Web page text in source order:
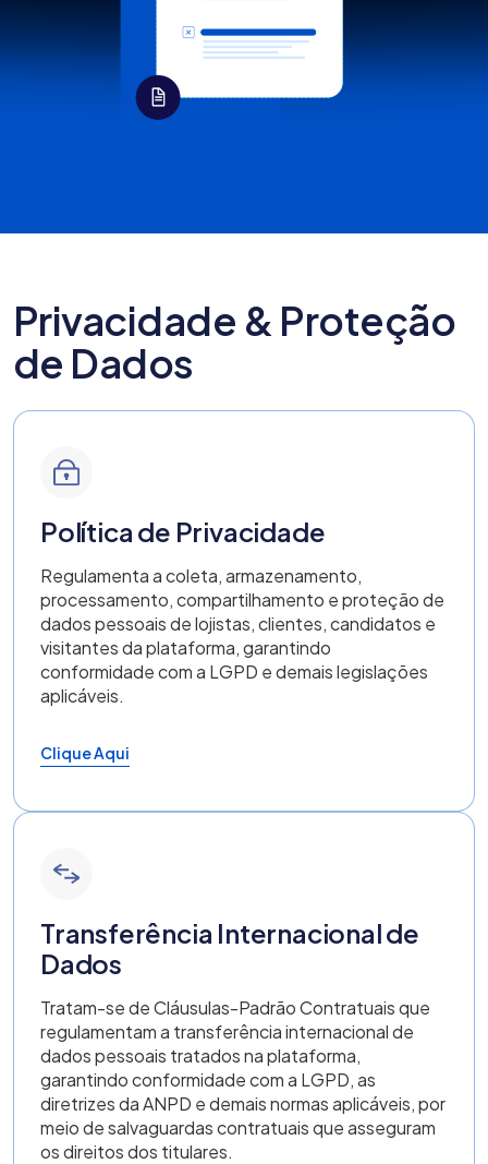
Privacidade & Proteção
de Dados
Política de Privacidade
Regulamenta a coleta, armazenamento,
processamento, compartilhamento e proteção de
dados pessoais de lojistas, clientes, candidatos e
visitantes da plataforma, garantindo
conformidade com a LGPD e demais legislações
aplicáveis.
Clique Aqui
Transferência Internacional de
Dados
Tratam-se de Cláusulas-Padrão Contratuais que
regulamentam a transferência internacional de
dados pessoais tratados na plataforma,
garantindo conformidade com a LGPD, as
diretrizes da ANPD e demais normas aplicáveis, por
meio de salvaguardas contratuais que asseguram
os direitos dos titulares.